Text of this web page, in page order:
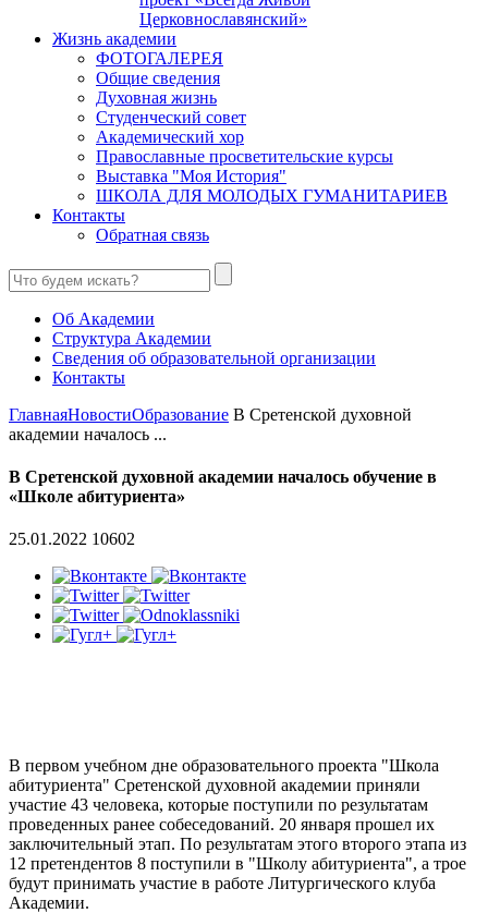
Церковнославянский»
Жизнь академии
ФОТОГАЛЕРЕЯ
Общие сведения
Духовная жизнь
Студенческий совет
Академический хор
Православные просветительские курсы
Выставка "Моя История"
ШКОЛА ДЛЯ МОЛОДЫХ ГУМАНИТАРИЕВ
Контакты
Обратная связь
Об Академии
Структура Академии
Сведения об образовательной организации
Контакты
ГлавнаяНовостиОбразование В Сретенской духовной
академии началось ...
В Сретенской духовной академии началось обучение в
«Школе абитуриента»
25.01.2022 10602
В первом учебном дне образовательного проекта "Школа
абитуриента" Сретенской духовной академии приняли
участие 43 человека, которые поступили по результатам
проведенных ранее собеседований. 20 января прошел их
заключительный этап. По результатам этого второго этапа из
12 претендентов 8 поступили в "Школу абитуриента", а трое
будут принимать участие в работе Литургического клуба
Академии.